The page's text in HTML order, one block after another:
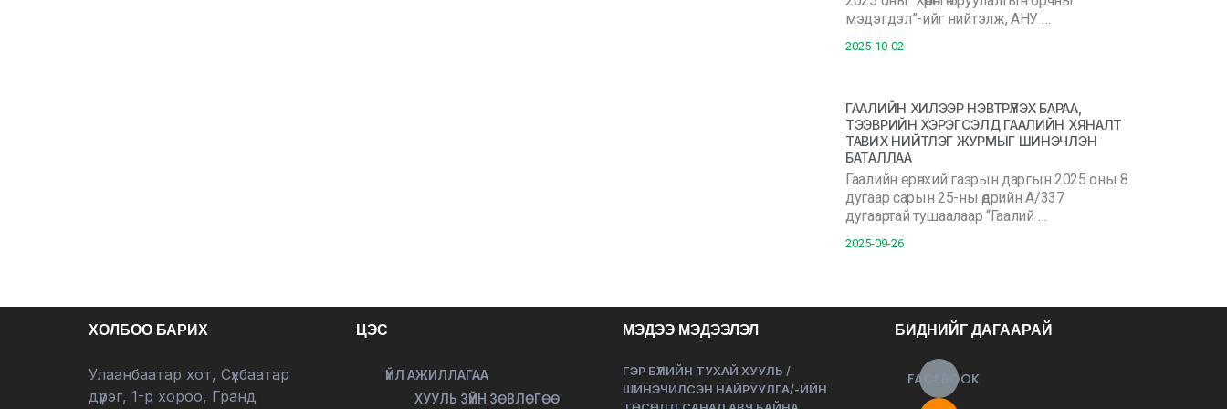
мэдэгдэл”-ийг нийтэлж, АНУ …
2025-10-02
ГААЛИЙН ХИЛЭЭР НЭВТРҮҮЛЭХ БАРАА,
ТЭЭВРИЙН ХЭРЭГСЭЛД ГААЛИЙН ХЯНАЛТ
ТАВИХ НИЙТЛЭГ ЖУРМЫГ ШИНЭЧЛЭН
БАТАЛЛАА
Гаалийн ерөнхий газрын даргын 2025 оны 8
дугаар сарын 25-ны өдрийн А/337
дугаартай тушаалаар “Гаалий …
2025-09-26
ХОЛБОО БАРИХ
Улаанбаатар хот, Сүхбаатар
дүүрэг, 1-р хороо, Гранд
ЦЭС
ҮЙЛ АЖИЛЛАГАА
ХУУЛЬ ЗҮЙН ЗӨВЛӨГӨӨ
МЭДЭЭ МЭДЭЭЛЭЛ
ГЭР БҮЛИЙН ТУХАЙ ХУУЛЬ /
ШИНЭЧИЛСЭН НАЙРУУЛГА/-ИЙН
БИДНИЙГ ДАГААРАЙ
FACEBOOK